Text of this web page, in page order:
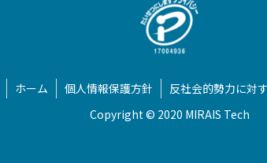
ホーム 個人情報保護方針
反社会的勢力に対
Copyright © 2020 MIRAIS Tech